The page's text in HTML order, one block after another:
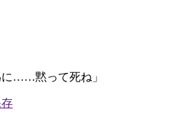
に……黙って死ね」